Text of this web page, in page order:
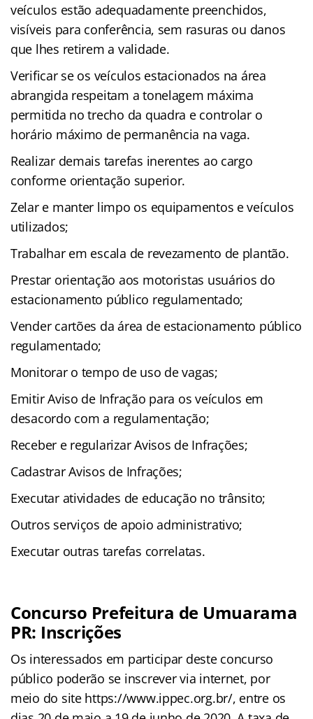
veículos estão adequadamente preenchidos,
visíveis para conferência, sem rasuras ou danos
que lhes retirem a validade.
Verificar se os veículos estacionados na área
abrangida respeitam a tonelagem máxima
permitida no trecho da quadra e controlar o
horário máximo de permanência na vaga.
Realizar demais tarefas inerentes ao cargo
conforme orientação superior.
Zelar e manter limpo os equipamentos e veículos
utilizados;
Trabalhar em escala de revezamento de plantão.
Prestar orientação aos motoristas usuários do
estacionamento público regulamentado;
Vender cartões da área de estacionamento público
regulamentado;
Monitorar o tempo de uso de vagas;
Emitir Aviso de Infração para os veículos em
desacordo com a regulamentação;
Receber e regularizar Avisos de Infrações;
Cadastrar Avisos de Infrações;
Executar atividades de educação no trânsito;
Outros serviços de apoio administrativo;
Executar outras tarefas correlatas.
Concurso Prefeitura de Umuarama
PR: Inscrições
Os interessados em participar deste concurso
público poderão se inscrever via internet, por
meio do site https://www.ippec.org.br/, entre os